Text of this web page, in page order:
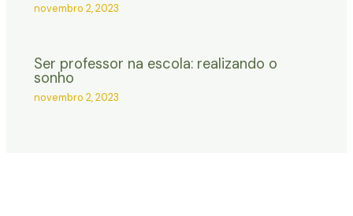
novembro 2, 2023
Ser professor na escola: realizando o
sonho
novembro 2, 2023